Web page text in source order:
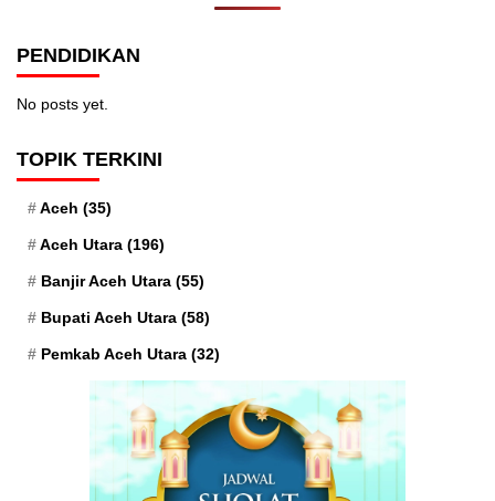
PENDIDIKAN
No posts yet.
TOPIK TERKINI
Aceh (35)
Aceh Utara (196)
Banjir Aceh Utara (55)
Bupati Aceh Utara (58)
Pemkab Aceh Utara (32)